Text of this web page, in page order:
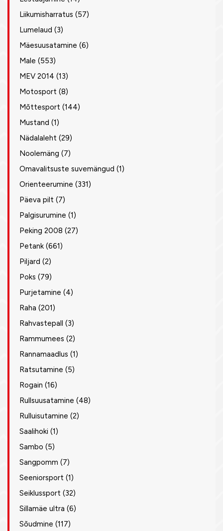
Liikumisharratus (57)
Lumelaud (3)
Mäesuusatamine (6)
Male (553)
MEV 2014 (13)
Motosport (8)
Mõttesport (144)
Mustand (1)
Nädalaleht (29)
Noolemäng (7)
Omavalitsuste suvemängud (1)
Orienteerumine (331)
Päeva pilt (7)
Palgisurumine (1)
Peking 2008 (27)
Petank (661)
Piljard (2)
Poks (79)
Purjetamine (4)
Raha (201)
Rahvastepall (3)
Rammumees (2)
Rannamaadlus (1)
Ratsutamine (5)
Rogain (16)
Rullsuusatamine (48)
Rulluisutamine (2)
Saalihoki (1)
Sambo (5)
Sangpomm (7)
Seeniorsport (1)
Seiklussport (32)
Sillamäe ultra (6)
Sõudmine (117)